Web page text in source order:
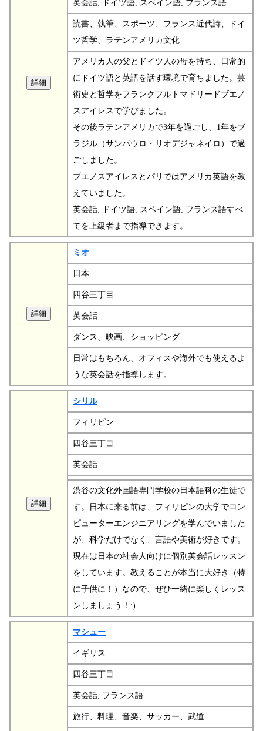
英会話, ドイツ語, スペイン語, フランス語
読書、執筆、スポーツ、フランス近代詩、ドイ
ツ哲学、ラテンアメリカ文化
アメリカ人の父とドイツ人の母を持ち、日常的
にドイツ語と英語を話す環境で育ちました。芸
術史と哲学をフランクフルトマドリードブエノ
スアイレスで学びました。
その後ラテンアメリカで3年を過ごし、1年をブ
ラジル（サンパウロ・リオデジャネイロ）で過
ごしました。
ブエノスアイレスとパリではアメリカ英語を教
えていました。
英会話, ドイツ語, スペイン語, フランス語すべ
てを上級者まで指導できます。
ミオ
日本
四谷三丁目
英会話
ダンス、映画、ショッピング
日常はもちろん、オフィスや海外でも使えるよ
うな英会話を指導します。
シリル
フィリピン
四谷三丁目
英会話
渋谷の文化外国語専門学校の日本語科の生徒で
す。日本に来る前は、フィリピンの大学でコン
ピューターエンジニアリングを学んでいました
が、科学だけでなく、言語や美術が好きです。
現在は日本の社会人向けに個別英会話レッスン
をしています。教えることが本当に大好き（特
に子供に！）なので、ぜひ一緒に楽しくレッス
ンしましょう！:)
マシュー
イギリス
四谷三丁目
英会話, フランス語
旅行、料理、音楽、サッカー、武道